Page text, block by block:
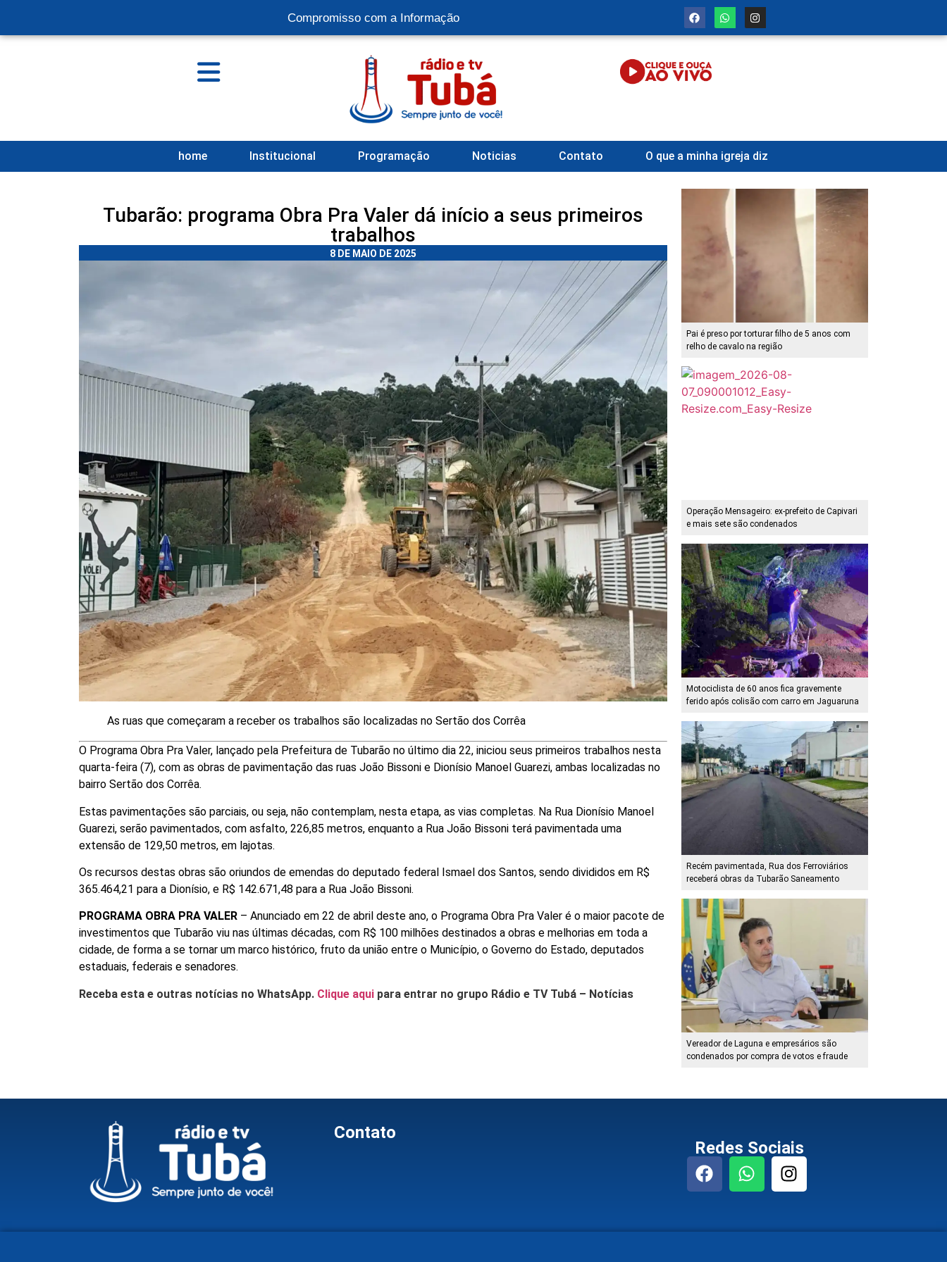
Compromisso com a Informação
home Institucional Programação Noticias Contato O que a minha igreja diz
Tubarão: programa Obra Pra Valer dá início a seus primeiros
trabalhos
8 DE MAIO DE 2025
As ruas que começaram a receber os trabalhos são localizadas no Sertão dos Corrêa
O Programa Obra Pra Valer, lançado pela Prefeitura de Tubarão no último dia 22, iniciou seus primeiros trabalhos nesta
quarta-feira (7), com as obras de pavimentação das ruas João Bissoni e Dionísio Manoel Guarezi, ambas localizadas no
bairro Sertão dos Corrêa.
Estas pavimentações são parciais, ou seja, não contemplam, nesta etapa, as vias completas. Na Rua Dionísio Manoel
Guarezi, serão pavimentados, com asfalto, 226,85 metros, enquanto a Rua João Bissoni terá pavimentada uma
extensão de 129,50 metros, em lajotas.
Os recursos destas obras são oriundos de emendas do deputado federal Ismael dos Santos, sendo divididos em R$
365.464,21 para a Dionísio, e R$ 142.671,48 para a Rua João Bissoni.
PROGRAMA OBRA PRA VALER – Anunciado em 22 de abril deste ano, o Programa Obra Pra Valer é o maior pacote de
investimentos que Tubarão viu nas últimas décadas, com R$ 100 milhões destinados a obras e melhorias em toda a
cidade, de forma a se tornar um marco histórico, fruto da união entre o Município, o Governo do Estado, deputados
estaduais, federais e senadores.
Receba esta e outras notícias no WhatsApp. Clique aqui para entrar no grupo Rádio e TV Tubá – Notícias
Pai é preso por torturar filho de 5 anos com
relho de cavalo na região
Operação Mensageiro: ex-prefeito de Capivari
e mais sete são condenados
Motociclista de 60 anos fica gravemente
ferido após colisão com carro em Jaguaruna
Recém pavimentada, Rua dos Ferroviários
receberá obras da Tubarão Saneamento
Vereador de Laguna e empresários são
condenados por compra de votos e fraude
Contato
Redes Sociais